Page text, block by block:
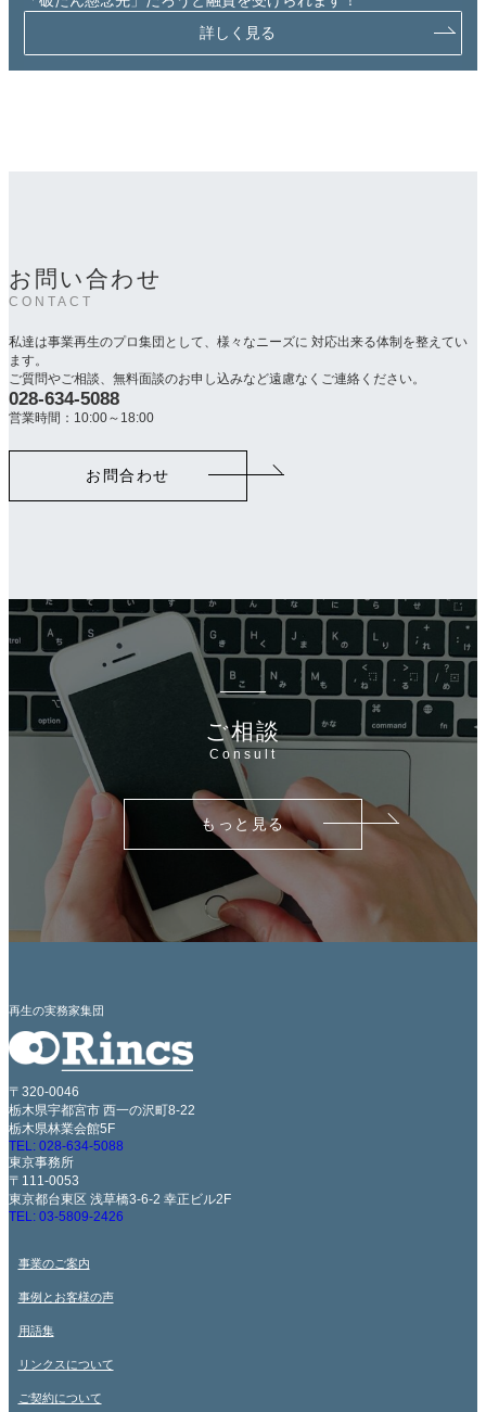
詳しく見る
お問い合わせ
CONTACT
私達は事業再生のプロ集団として、様々なニーズに 対応出来る体制を整えてい
ます。
ご質問やご相談、無料面談のお申し込みなど遠慮なくご連絡ください。
カ
ラ
ク
028-634-5088
営業時間：10:00～18:00
お問合わせ
ご相談
Consult
もっと見る
再生の実務家集団
〒320-0046
栃木県宇都宮市 西一の沢町8-22
栃木県林業会館5F
TEL: 028-634-5088
東京事務所
〒111-0053
東京都台東区 浅草橋3-6-2 幸正ビル2F
TEL: 03-5809-2426
事業のご案内
事例とお客様の声
用語集
リンクスについて
ご契約について